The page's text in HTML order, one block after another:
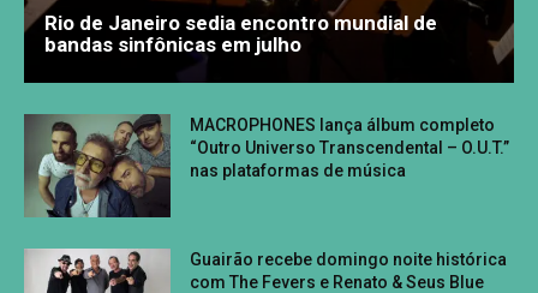
Rio de Janeiro sedia encontro mundial de
bandas sinfônicas em julho
MACROPHONES lança álbum completo
“Outro Universo Transcendental – O.U.T.”
nas plataformas de música
Guairão recebe domingo noite histórica
com The Fevers e Renato & Seus Blue